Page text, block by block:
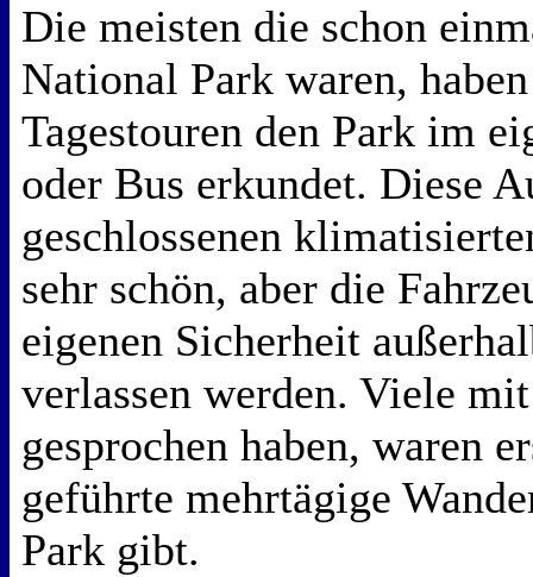
Die meisten die schon
National Park waren,
Tagestouren den Park im
oder Bus erkundet. Diese
geschlossenen
sehr schön, aber die
eigenen Sicherheit
verlassen werden. Viele
gesprochen haben, waren
geführte mehrtägige
Park gibt.